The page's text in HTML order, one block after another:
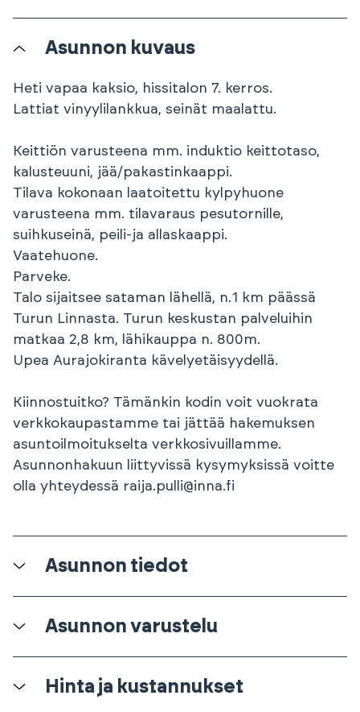
Asunnon kuvaus
Heti vapaa kaksio, hissitalon 7. kerros.
Lattiat vinyylilankkua, seinät maalattu.
Keittiön varusteena mm. induktio keittotaso,
kalusteuuni, jää/pakastinkaappi.
Tilava kokonaan laatoitettu kylpyhuone
varusteena mm. tilavaraus pesutornille,
suihkuseinä, peili-ja allaskaappi.
Vaatehuone.
Parveke.
Talo sijaitsee sataman lähellä, n.1 km päässä
Turun Linnasta. Turun keskustan palveluihin
matkaa 2,8 km, lähikauppa n. 800m.
Upea Aurajokiranta kävelyetäisyydellä.
Kiinnostuitko? Tämänkin kodin voit vuokrata
verkkokaupastamme tai jättää hakemuksen
asuntoilmoitukselta verkkosivuillamme.
Asunnonhakuun liittyvissä kysymyksissä voitte
olla yhteydessä raija.pulli@inna.fi
Asunnon tiedot
Asunnon varustelu
Hinta ja kustannukset